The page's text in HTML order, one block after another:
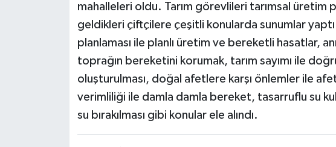
mahalleleri oldu. Tarım görevlileri tarımsal üretim
geldikleri çiftçilere çeşitli konularda sunumlar
planlaması ile planlı üretim ve bereketli hasatlar,
toprağın bereketini korumak, tarım sayımı ile
oluşturulması, doğal afetlere karşı önlemler ile
verimliliği ile damla damla bereket, tasarruflu su
su bırakılması gibi konular ele alındı.